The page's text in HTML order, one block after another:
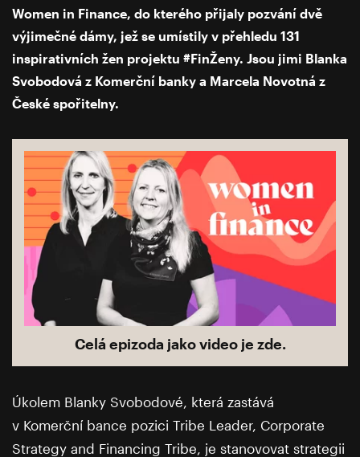
Women in Finance, do kterého přijaly pozvání dvě
výjimečné dámy, jež se umístily v přehledu 131
inspirativních žen projektu #FinŽeny. Jsou jimi Blanka
Svobodová z Komerční banky a Marcela Novotná z
České spořitelny.
Celá epizoda jako video je zde.
Úkolem Blanky Svobodové, která zastává
v Komerční bance pozici Tribe Leader, Corporate
Strategy and Financing Tribe, je stanovovat strategii